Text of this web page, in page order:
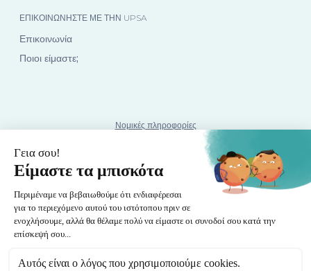
ΕΠΙΚΟΙΝΩΝΉΣΤΕ ΜΕ ΤΗΝ UPSA
Επικοινωνία
Ποιοι είμαστε;
Νομικές πληροφορίες
Σελίδα Πολιτικής Απορρήτου
Όροι και προϋποθέσεις χρήσης
UPSA-nourished.gr Πολιτική Cookies
©2024 UPSA x Nourished. Όλα τα δικαιώματα διατηρούνται.